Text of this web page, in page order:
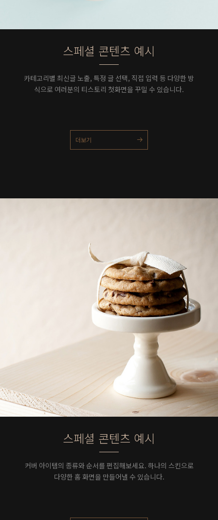
스페셜 콘텐츠 예시
카테고리별 최신글 노출, 특정 글 선택, 직접 입력 등 다양한 방
식으로 여러분의 티스토리 첫화면을 꾸밀 수 있습니다.
더보기
스페셜 콘텐츠 예시
커버 아이템의 종류와 순서를 편집해보세요. 하나의 스킨으로
다양한 홈 화면을 만들어낼 수 있습니다.